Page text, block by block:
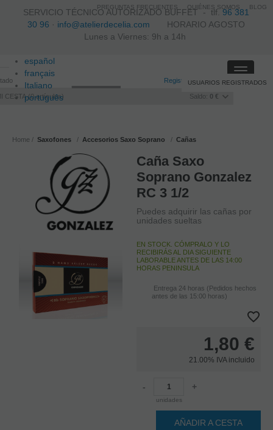
SERVICIO TÉCNICO AUTORIZADO BUFFET -tlf.96 381
30 96 · info@atelierdecelia.com HORARIO AGOSTO
Lunes a Viernes: 9h a 14h
español
français
Italiano
português
Registro /Iniciar sesión
CESTA 0artículos Saldo: 0 €
USUARIOS REGISTRADOS
Toggle
Home Saxofones Accesorios Saxo Soprano Cañas
Caña Saxo
Soprano Gonzalez
RC 3 1/2
Puedes adquirir las cañas por
unidades sueltas
EN STOCK. CÓMPRALO Y LO
RECIBIRÁS AL DIA SIGUIENTE
LABORABLE ANTES DE LAS 14:00
HORAS PENINSULA
Entrega 24 horas (Pedidos hechos
antes de las 15:00 horas)
1,80 €
21.00% IVA incluido
-
unidades
+
AÑADIR A CESTA
PREGUNTAS FRECUENTES QUIÉNES SOMOS BLOG